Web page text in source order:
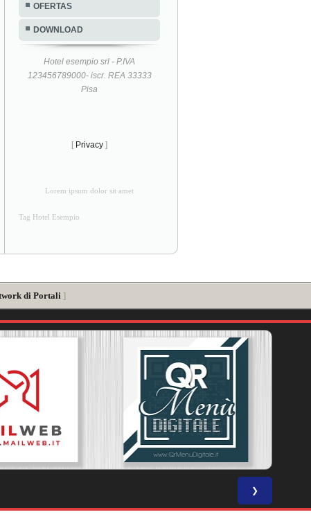
OFERTAS
DOWNLOAD
Hotel esempio srl - P.IVA
123456789000- iscr. REA 33333
Pisa
[ Privacy ]
Lorem ipsum dolor sit amet
Tag Hotel Esempio
di Portali ]
❯